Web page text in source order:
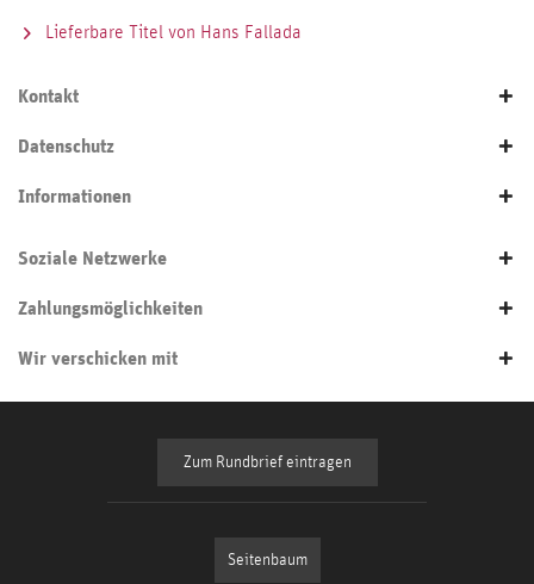
Lieferbare Titel von Hans Fallada
Kontakt
Datenschutz
Informationen
Soziale Netzwerke
Zahlungsmöglichkeiten
Wir verschicken mit
Zum Rundbrief eintragen
Seitenbaum